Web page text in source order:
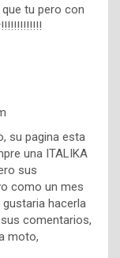
tu pero con
su pagina esta
una ITALIKA
sus
como un mes
hacerla
comentarios,
moto,